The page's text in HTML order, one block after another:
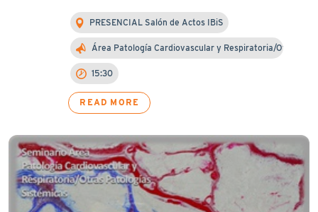
PRESENCIAL Salón de Actos IBiS
Área Patología Cardiovascular y Respiratoria/Otra…
15:30
READ MORE